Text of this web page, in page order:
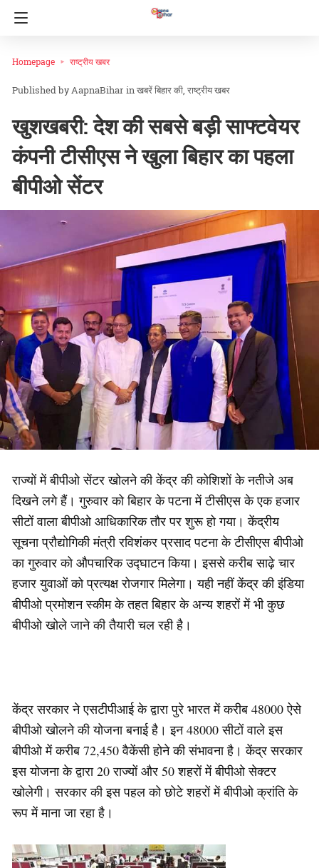
Homepage राष्ट्रीय खबर
AapnaBihar inखबरें बिहार की राष्ट्रीय खबर
खुशखबरी: देश की सबसे बड़ी साफ्टवेयर
कंपनी टीसीएस ने खुला बिहार का पहला
बीपीओ सेंटर
राज्यों में बीपीओ सेंटर खोलने की केंद्र की कोशिशों के नतीजे अब
दिखने लगे हैं। गुरुवार को बिहार के पटना में टीसीएस के एक हजार
सीटों वाला बीपीओ आधिकारिक तौर पर शुरू हो गया। केंद्रीय
सूचना प्रौद्योगिकी मंत्री रविशंकर प्रसाद पटना के टीसीएस बीपीओ
का गुरुवार को औपचारिक उद्घाटन किया। इससे करीब साढ़े चार
हजार युवाओं को प्रत्यक्ष रोजगार मिलेगा। यही नहीं केंद्र की इंडिया
बीपीओ प्रमोशन स्कीम के तहत बिहार के अन्य शहरों में भी कुछ
बीपीओ खोले जाने की तैयारी चल रही है।
केंद्र सरकार ने एसटीपीआई के द्वारा पुरे भारत में करीब 48000 ऐसे
बीपीओ खोलने की योजना बनाई है। इन 48000 सीटों वाले इस
बीपीओ में करीब 72,450 वैकेंसी होने की संभावना है। केंद्र सरकार
इस योजना के द्वारा 20 राज्यों और 50 शहरों में बीपीओ सेक्टर
खोलेगी। सरकार की इस पहल को छोटे शहरों में बीपीओ क्रांति के
रूप में माना जा रहा है।